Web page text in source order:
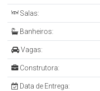
Salas:
Banheiros:
Vagas:
Construtora:
Data de Entrega: